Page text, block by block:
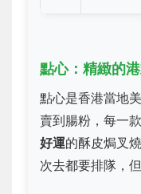
點心：精緻的
點心是香港當地
賣到腸粉，每一
好運的酥皮焗叉
次去都要排隊，